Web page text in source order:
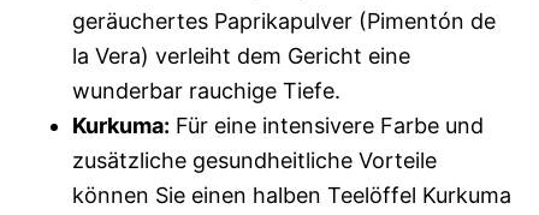
geräuchertes Paprikapulver (Pimentón de
la Vera) verleiht dem Gericht eine
wunderbar rauchige Tiefe.
Kurkuma: Für eine intensivere Farbe und
zusätzliche gesundheitliche Vorteile
können Sie einen halben Teelöffel Kurkuma